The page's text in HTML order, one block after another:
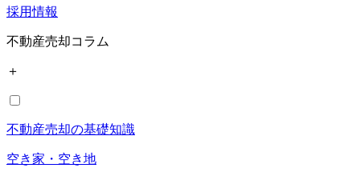
採用情報
不動産売却コラム
＋
不動産売却の基礎知識
空き家・空き地